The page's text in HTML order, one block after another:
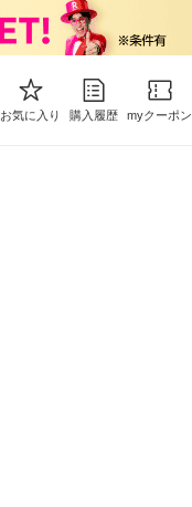
お気に入り 購入履歴 myクーポン